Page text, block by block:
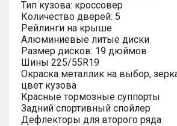
Тип кузова: кроссовер
Количество дверей: 5
Рейлинги на крыше
Алюминиевые литые диски
Размер дисков: 19 дюймов
Шины 225/55R19
Окраска металлик на выбор,
цвет кузова
Красные тормозные суппорты
Задний спортивный спойлер
Дефлекторы для второго ряда